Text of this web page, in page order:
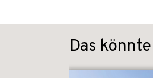
Das